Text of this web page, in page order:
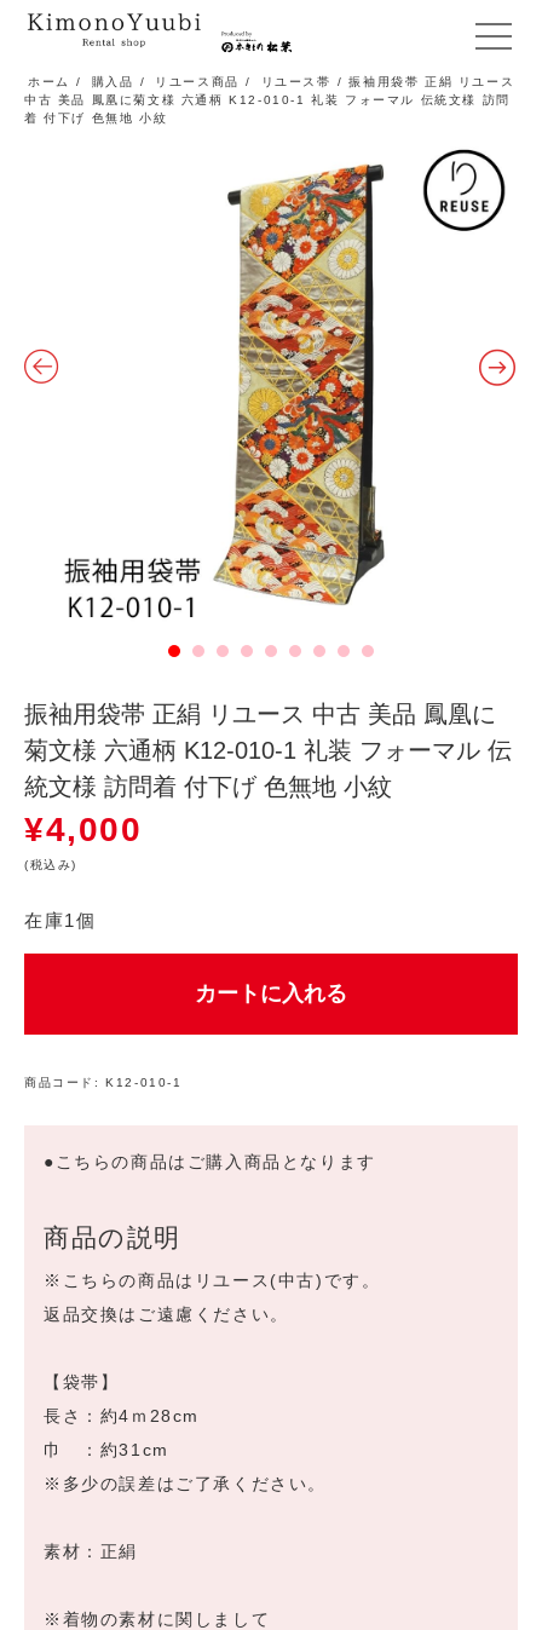
メ
ニ
ュ
開
閉
ホーム / 購入品 / リユース商品 / リユース帯
/ 振袖用袋帯 正絹 リユース
中古 美品 鳳凰に菊文様 六通柄 K12-010-1 礼装 フォーマル 伝統文様 訪問
着 付下げ 色無地 小紋
振袖用袋帯 正絹 リユース 中古 美品 鳳凰に
菊文様 六通柄 K12-010-1 礼装 フォーマル 伝
統文様 訪問着 付下げ 色無地 小紋
¥4,000
(税込み)
在庫1個
カートに入れる
商品コード:K12-010-1
●こちらの商品はご購入商品となります
商品の説明
※こちらの商品はリユース(中古)です。
返品交換はご遠慮ください。
【袋帯】
長さ：約4ｍ28cm
巾 ：約31cm
※多少の誤差はご了承ください。
素材：正絹
※着物の素材に関しまして